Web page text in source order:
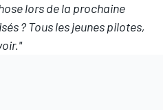
lors de la prochaine
? Tous les jeunes pilotes,